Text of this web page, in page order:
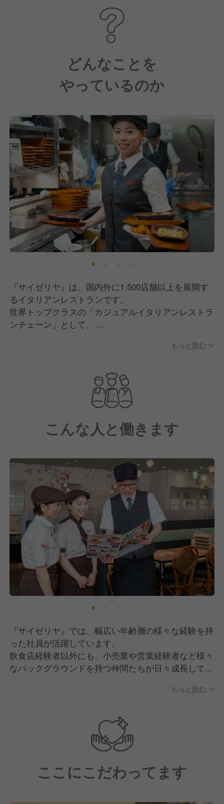
応じて最長小学校6年生まで）
の時短勤務制度 ■深夜勤務免
除制度
どんなことを
やっているのか
『サイゼリヤ』は、国内外に1,500店舗以上を展開す
るイタリアンレストランです。
世界トップクラスの「カジュアルイタリアンレストラ
ンチェーン」として、
「日々の価値ある食事の提案と挑戦」を経営理念に掲
日常生活の中で気軽にご利用いただけるよう、おいし
さとリーズナブルへの挑戦を続けています。
選択を行うことで、食を通して豊かさを提供していま
す。
食を通じた社会貢献に向けて、私たちと共に成長して
くていきませんか？
もっと読む
こんな人と働きます
『サイゼリヤ』では、幅広い年齢層の様々な経験を持
った社員が活躍しています。
飲食店経験者以外にも、小売業や営業経験者など様々
なバックグラウンドを持つ仲間たちが日々成長してい
互いに支え合う社風です。
中途入社者も新卒入社者と同様の研修を受ける機会が
同期入社の方と横の繋がりを作れる機会があります。
困ったときには、地域の教育担当者や先輩社員がサポ
ートしてくれるので、経験が浅い方でも安心して働け
もっと読む
ここにこだわってます